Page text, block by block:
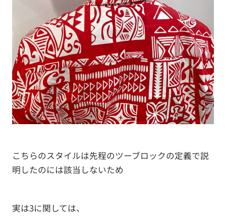
こちらのスタイルは先程のツーブロックの定義で説
明したのには該当しないため
実は3に関しては、